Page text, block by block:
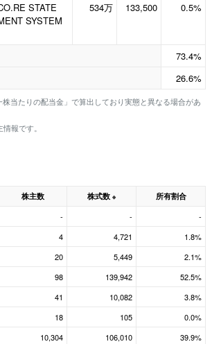
STATE
SYSTEM
534万 133,500 0.5%
73.4%
26.6%
当たりの配当金」で算出しており実態と異なる場合があ
報です。
株主数 株式数 ※
所有割合
- - -
4 4,721 1.8%
20 5,449 2.1%
98 139,942 52.5%
41 10,082 3.8%
18 105 0.0%
10,304 106,010 39.9%